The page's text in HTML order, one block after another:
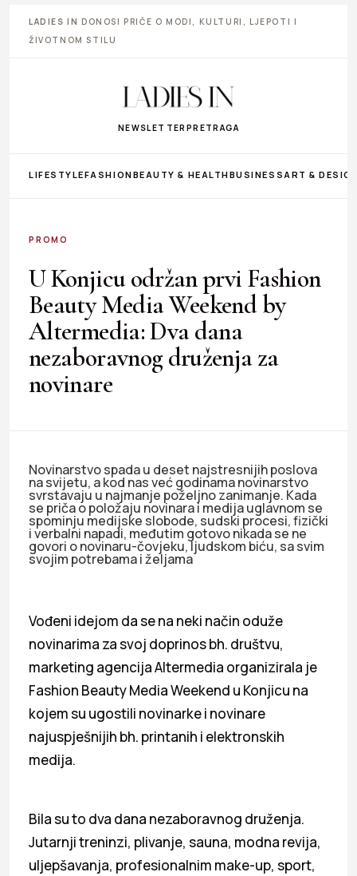
LADIES IN DONOSI PRIČE O MODI, KULTURI, LJEPOTI I
ŽIVOTNOM STILU
NEWSLETTER PRETRAGA
LIFESTYLEFASHIONBEAUTY & HEALTHBUSINESS ART &
PROMO
U Konjicu održan prvi Fashion
Beauty Media Weekend by
Altermedia: Dva dana
nezaboravnog druženja za
novinare
Novinarstvo spada u deset najstresnijih poslova
na svijetu, a kod nas već godinama novinarstvo
svrstavaju u najmanje poželjno zanimanje. Kada
se priča o položaju novinara i medija uglavnom se
spominju medijske slobode, sudski procesi, fizički
i verbalni napadi, međutim gotovo nikada se ne
govori o novinaru-čovjeku, ljudskom biću, sa svim
svojim potrebama i željama
Vođeni idejom da se na neki način oduže
novinarima za svoj doprinos bh. društvu,
marketing agencija Altermedia organizirala je
Fashion Beauty Media Weekend u Konjicu na
kojem su ugostili novinarke i novinare
najuspješnijih bh. printanih i elektronskih
medija.
Bila su to dva dana nezaboravnog druženja.
Jutarnji treninzi, plivanje, sauna, modna revija,
uljepšavanja, profesionalnim make-up, sport,